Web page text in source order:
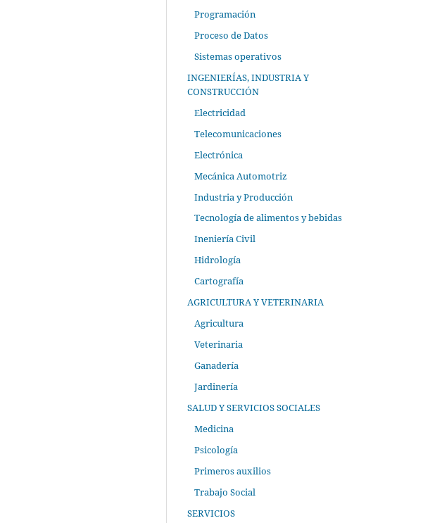
Programación
Proceso de Datos
Sistemas operativos
INGENIERÍAS, INDUSTRIA Y
CONSTRUCCIÓN
Electricidad
Telecomunicaciones
Electrónica
Mecánica Automotriz
Industria y Producción
Tecnología de alimentos y bebidas
Ineniería Civil
Hidrología
Cartografía
AGRICULTURA Y VETERINARIA
Agricultura
Veterinaria
Ganadería
Jardinería
SALUD Y SERVICIOS SOCIALES
Medicina
Psicología
Primeros auxilios
Trabajo Social
SERVICIOS